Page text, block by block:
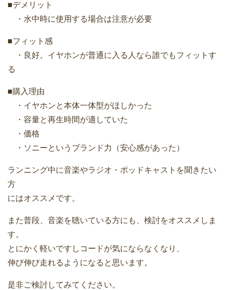
■デメリット
・水中時に使用する場合は注意が必要
■フィット感
・良好。イヤホンが普通に入る人なら誰でもフィットす
る
■購入理由
・イヤホンと本体一体型がほしかった
・容量と再生時間が適していた
・価格
・ソニーというブランド力（安心感があった）
ランニング中に音楽やラジオ・ポッドキャストを聞きたい
方
にはオススメです。
また普段、音楽を聴いている方にも、検討をオススメしま
す。
とにかく軽いですしコードが気にならなくなり、
伸び伸び走れるようになると思います。
是非ご検討してみてください。